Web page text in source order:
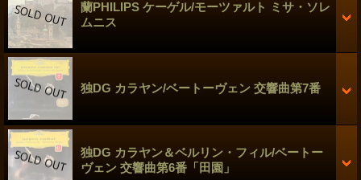
蘭PHILIPS ケーゲル/モーツァルト ミサ・ソレ
ムニス
独DG カラヤン/ベートーヴェン 交響曲第7番
独DG カラヤン＆ベルリン・フィル/ベートー
ヴェン 交響曲第6番「田園」